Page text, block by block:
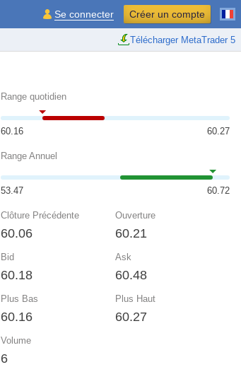
Télécharger MetaTrader 5
Se connecter Créer un compte
Range quotidien
60.16 60.27
Range Annuel
53.47 60.72
Clôture Précédente
60.06
Ouverture
60.21
Bid
60.18
Ask
60.48
Plus Bas
60.16
Plus Haut
60.27
Volume
6